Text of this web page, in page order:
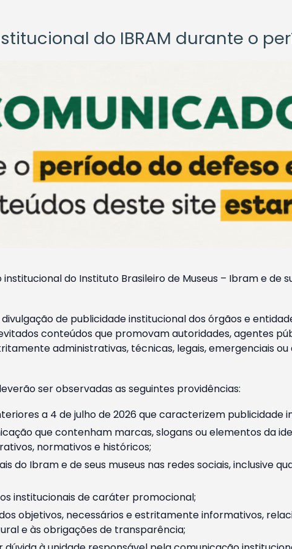
do IBRAM durante o
do Instituto Brasileiro de Museus – Ibram e de
de publicidade institucional dos órgãos e
conteúdos que promovam autoridades, agentes
administrativas, técnicas, legais, emergenciais
ser observadas as seguintes providências:
a 4 de julho de 2026 que caracterizem publicidade
que contenham marcas, slogans ou elementos da
normativos e históricos;
do Ibram e de seus museus nas redes sociais, inclusive
institucionais de caráter promocional;
objetivos, necessários e estritamente informativos,
e às obrigações de transparência;